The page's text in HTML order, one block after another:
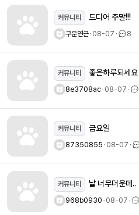
커뮤니티 드디어 주말!!!
구운연근ㆍ08-07ㆍ 8
커뮤니티 좋은하루되세요
8e3708acㆍ08-07ㆍ
커뮤니티 금요일
87350855ㆍ08-07ㆍ
커뮤니티 날 너무더운데..
968b0930ㆍ08-07ㆍ